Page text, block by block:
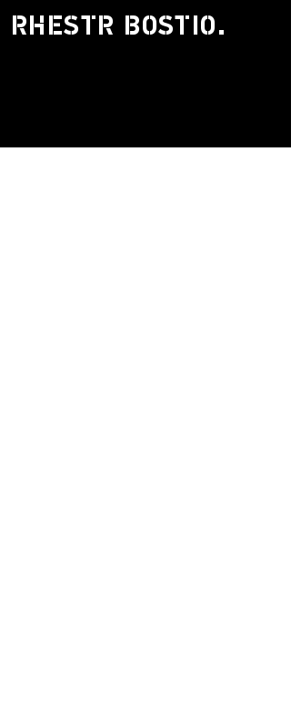
RHESTR BOSTIO.